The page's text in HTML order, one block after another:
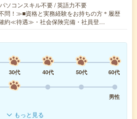
ソコンスキル不要 / 英語力不要
問！≫■資格と実務経験をお持ちの方＊履歴
約≪待遇≫・社会保険完備・社員登…
30代 40代 50代
60代
男性
もっと見る